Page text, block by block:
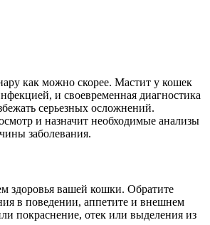
как можно скорее. Мастит у кошек
и своевременная диагностика
серьезных осложнений.
и назначит необходимые анализы
заболевания.
здоровья вашей кошки. Обратите
в поведении, аппетите и внешнем
покраснение, отек или выделения из